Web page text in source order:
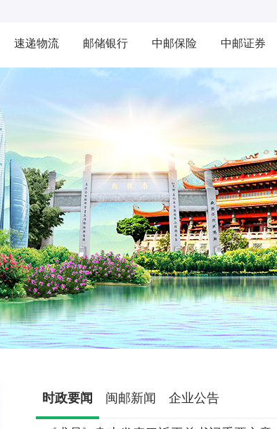
速递物流 邮储银行 中邮保险 中邮证券
时政要闻 闽邮新闻 企业公告